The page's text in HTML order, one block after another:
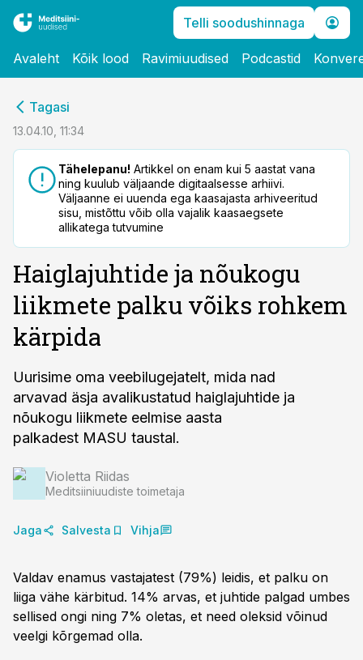
Telli soodushinnaga
Avaleht Kõik lood Ravimiuudised Podcastid
Tagasi
13.04.10, 11:34
Tähelepanu! Artikkel on enam kui 5 aastat vana
ning kuulub väljaande digitaalsesse arhiivi.
Väljaanne ei uuenda ega kaasajasta arhiveeritud
sisu, mistõttu võib olla vajalik kaasaegsete
allikatega tutvumine
Haiglajuhtide ja nõukogu
liikmete palku võiks rohkem
kärpida
Uurisime oma veebilugejatelt, mida nad
arvavad äsja avalikustatud haiglajuhtide ja
nõukogu liikmete eelmise aasta
palkadest MASU taustal.
Violetta Riidas
Meditsiiniuudiste toimetaja
Jaga Salvesta Vihja
Valdav enamus vastajatest (79%) leidis, et palku on
liiga vähe kärbitud. 14% arvas, et juhtide palgad umbes
sellised ongi ning 7% oletas, et need oleksid võinud
veelgi kõrgemad olla.